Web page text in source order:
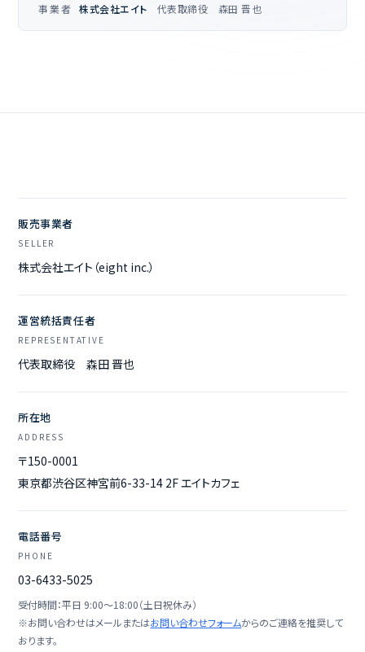
事業者 株式会社エイト 代表取締役 森田 晋也
販売事業者
SELLER
株式会社エイト（eight inc.）
運営統括責任者
REPRESENTATIVE
代表取締役 森田 晋也
所在地
ADDRESS
〒150-0001
東京都渋谷区神宮前6-33-14 2F エイトカフェ
電話番号
PHONE
03-6433-5025
受付時間：平日 9:00〜18:00（土日祝休み）
※お問い合わせはメールまたはお問い合わせフォームからのご連絡を推奨して
おります。